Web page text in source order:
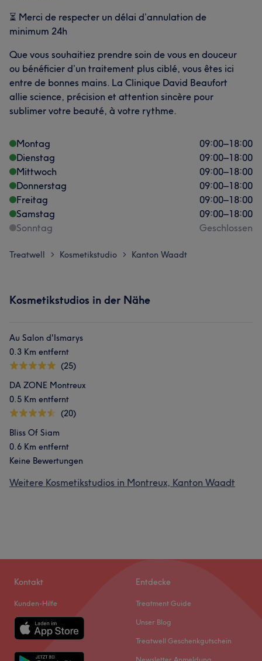
⏳ Merci de respecter un délai d’annulation de
minimum 24h
Que vous souhaitiez prendre soin de vous en douceur
ou bénéficier d’un traitement plus ciblé, vous êtes ici
entre de bonnes mains. La Clinique David Beaufort
allie science, précision et attention sincère pour
sublimer votre beauté, à votre rythme.
Montag 09:00–18:00
Dienstag
09:00–18:00
Mittwoch
09:00–18:00
Donnerstag
09:00–18:00
Freitag
09:00–18:00
Samstag
09:00–18:00
Sonntag
Geschlossen
Treatwell > Kosmetikstudio > Kanton Waadt
Kosmetikstudios in der Nähe
Au Salon d'Ismarys
0.3 Km entfernt
(25)
DA ZONE Montreux
0.5 Km entfernt
(20)
Bliss Of Siam
0.6 Km entfernt
Keine Bewertungen
Weitere Kosmetikstudios in Montreux, Kanton Waadt
Kontakt
Kunden-Hilfe
Entdecke
Treatment Guide
Unser Blog
Treatwell Geschenkgutschein